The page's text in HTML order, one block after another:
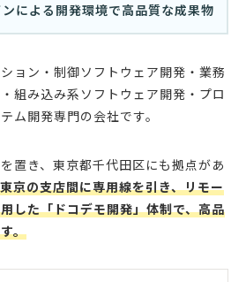
による開発環境で高品質な成果物
ョン・制御ソフトウェア開発・業務
組み込み系ソフトウェア開発・プロ
ム開発専門の会社です。
置き、東京都千代田区にも拠点があ
京の支店間に専用線を引き、リモー
した「ドコデモ開発」体制で、高品
。